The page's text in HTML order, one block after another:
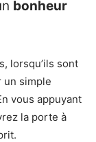
bonheur
lorsqu’ils sont
un simple
vous appuyant
la porte à